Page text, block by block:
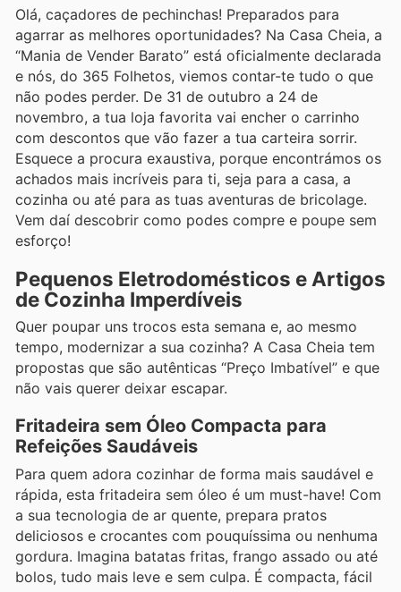
Olá, caçadores de pechinchas! Preparados para
agarrar as melhores oportunidades? Na Casa Cheia, a
“Mania de Vender Barato” está oficialmente declarada
e nós, do 365 Folhetos, viemos contar-te tudo o que
não podes perder. De 31 de outubro a 24 de
novembro, a tua loja favorita vai encher o carrinho
com descontos que vão fazer a tua carteira sorrir.
Esquece a procura exaustiva, porque encontrámos os
achados mais incríveis para ti, seja para a casa, a
cozinha ou até para as tuas aventuras de bricolage.
Vem daí descobrir como podes compre e poupe sem
esforço!
Pequenos Eletrodomésticos e Artigos
de Cozinha Imperdíveis
Quer poupar uns trocos esta semana e, ao mesmo
tempo, modernizar a sua cozinha? A Casa Cheia tem
propostas que são autênticas “Preço Imbatível” e que
não vais querer deixar escapar.
Fritadeira sem Óleo Compacta para
Refeições Saudáveis
Para quem adora cozinhar de forma mais saudável e
rápida, esta fritadeira sem óleo é um must-have! Com
a sua tecnologia de ar quente, prepara pratos
deliciosos e crocantes com pouquíssima ou nenhuma
gordura. Imagina batatas fritas, frango assado ou até
bolos, tudo mais leve e sem culpa. É compacta, fácil